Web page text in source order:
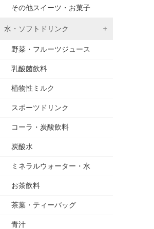
その他スイーツ・お菓子
水・ソフトドリンク
野菜・フルーツジュース
乳酸菌飲料
植物性ミルク
スポーツドリンク
コーラ・炭酸飲料
炭酸水
ミネラルウォーター・水
お茶飲料
茶葉・ティーバッグ
青汁